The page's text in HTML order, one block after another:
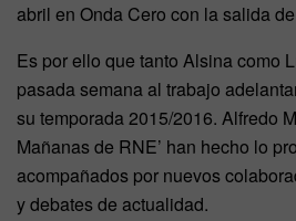
abril en Onda Cero con la salida
Es por ello que tanto Alsina como
pasada semana al trabajo
su temporada 2015/2016. Alfredo
Mañanas de RNE’ han hecho lo
acompañados por nuevos
y debates de actualidad.